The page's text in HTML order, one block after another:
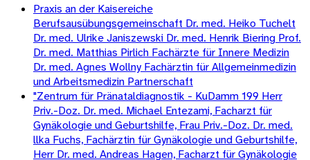
Praxis an der Kaisereiche
Berufsausübungsgemeinschaft Dr. med. Heiko Tuchelt
Dr. med. Ulrike Janiszewski Dr. med. Henrik Biering Prof.
Dr. med. Matthias Pirlich Fachärzte für Innere Medizin
Dr. med. Agnes Wollny Fachärztin für Allgemeinmedizin
und Arbeitsmedizin Partnerschaft
"Zentrum für Pränataldiagnostik - KuDamm 199 Herr
Priv.-Doz. Dr. med. Michael Entezami, Facharzt für
Gynäkologie und Geburtshilfe, Frau Priv.-Doz. Dr. med.
llka Fuchs, Fachärztin für Gynäkologie und Geburtshilfe,
Herr Dr. med. Andreas Hagen, Facharzt für Gynäkologie